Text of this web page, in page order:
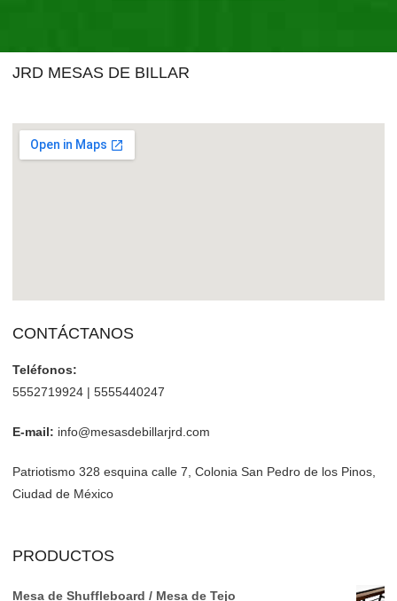
JRD MESAS DE BILLAR
CONTÁCTANOS
Teléfonos:
5552719924 | 5555440247
E-mail: info@mesasdebillarjrd.com
Patriotismo 328 esquina calle 7, Colonia San Pedro de los Pinos,
Ciudad de México
PRODUCTOS
Mesa de Shuffleboard / Mesa de Tejo